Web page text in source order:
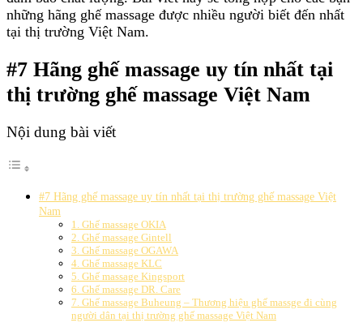
những hãng ghế massage được nhiều người biết đến nhất
tại thị trường Việt Nam.
#7 Hãng ghế massage uy tín nhất tại
thị trường ghế massage Việt Nam
Nội dung bài viết
#7 Hãng ghế massage uy tín nhất tại thị trường ghế massage Việt
Nam
1. Ghế massage OKIA
2. Ghế massage Gintell
3. Ghế massage OGAWA
4. Ghế massage KLC
5. Ghế massage Kingsport
6. Ghế massage DR. Care
7. Ghế massage Buheung – Thương hiệu ghế massge đi cùng
người dân tại thị trường ghế massage Việt Nam